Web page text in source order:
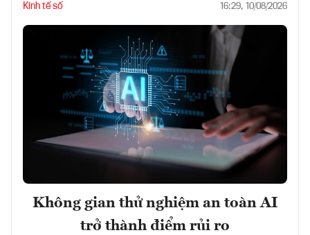
Kinh tế số 16:29, 10/08/2026
Không gian thử nghiệm an toàn AI
trở thành điểm rủi ro